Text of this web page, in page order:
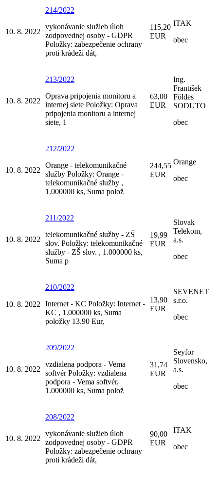
10. 8. 2022
214/2022
vykonávanie služieb úloh
zodpovednej osoby - GDPR
Položky: zabezpečenie ochrany
proti krádeži dát,
115,20
EUR
ITAK
obec
10. 8. 2022
213/2022
Oprava pripojenia monitoru a
internej siete Položky: Oprava
pripojenia monitoru a internej
siete, 1
63,00
EUR
Ing.
František
Földes
SODUTO
obec
10. 8. 2022
212/2022
Orange - telekomunikačné
služby Položky: Orange -
telekomunikačné služby ,
1.000000 ks, Suma polož
244,55
EUR
Orange
obec
10. 8. 2022
211/2022
telekomunikačné služby - ZŠ
slov. Položky: telekomunikačné
služby - ZŠ slov. , 1.000000 ks,
Suma p
19,99
EUR
Slovak
Telekom,
a.s.
obec
10. 8. 2022
210/2022
Internet - KC Položky: Internet -
KC , 1.000000 ks, Suma
položky 13.90 Eur,
13,90
EUR
SEVENET
s.r.o.
obec
10. 8. 2022
209/2022
vzdialena podpora - Vema
softvér Položky: vzdialena
podpora - Vema softvér,
1.000000 ks, Suma polož
31,74
EUR
Seyfor
Slovensko,
a.s.
obec
10. 8. 2022
208/2022
vykonávanie služieb úloh
zodpovednej osoby - GDPR
Položky: zabezpečenie ochrany
proti krádeži dát,
90,00
EUR
ITAK
obec